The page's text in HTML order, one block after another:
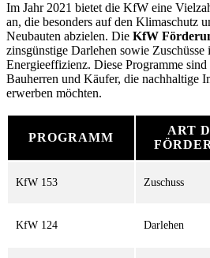
Im Jahr 2021 bietet die KfW eine
an, die besonders auf den Klimaschutz
Neubauten abzielen. Die KfW
zinsgünstige Darlehen sowie Zuschüsse
Energieeffizienz. Diese Programme
Bauherren und Käufer, die nachhaltige
erwerben möchten.
PROGRAMM
ART
KfW 153 Zuschuss
KfW 124 Darlehen